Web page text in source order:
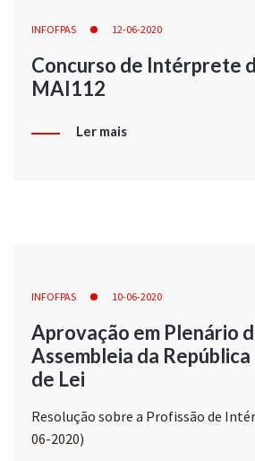
INFOFPAS 12-06-2020
Concurso de Intérprete
MAI112
Ler mais
INFOFPAS 10-06-2020
Aprovação em Plenário
Assembleia da
de Lei
Resolução sobre a Profissão de
06-2020)